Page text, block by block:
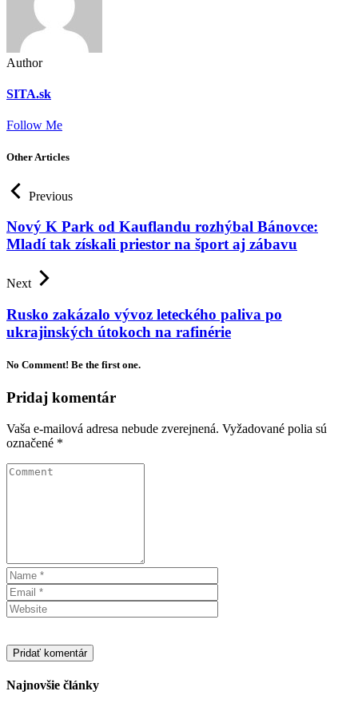
Author
SITA.sk
Follow Me
Other Articles
Previous
Nový K Park od Kauflandu rozhýbal Bánovce:
Mladí tak získali priestor na šport aj zábavu
Next
Rusko zakázalo vývoz leteckého paliva po
ukrajinských útokoch na rafinérie
No Comment! Be the first one.
Pridaj komentár
Vaša e-mailová adresa nebude zverejnená. Vyžadované polia sú
označené *
Najnovšie články